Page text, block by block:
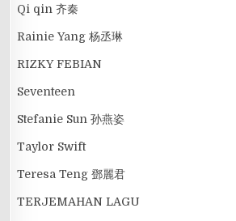
Qi qin 齐秦
Rainie Yang 杨丞琳
RIZKY FEBIAN
Seventeen
Stefanie Sun 孙燕姿
Taylor Swift
Teresa Teng 鄧麗君
TERJEMAHAN LAGU